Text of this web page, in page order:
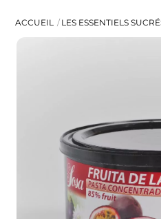
ACCUEIL LES ESSENTIELS